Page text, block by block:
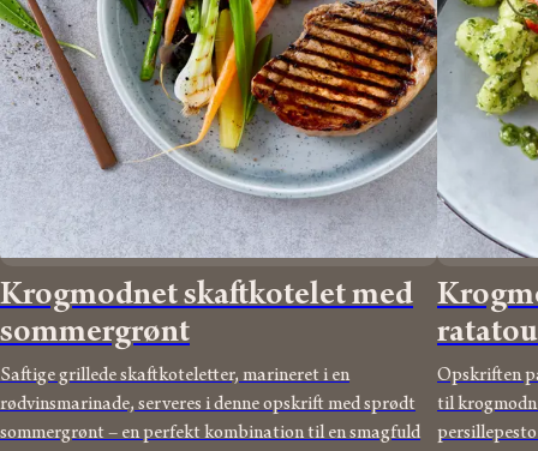
Krogmodnet skaftkotelet med
sommergrønt
Saftige grillede skaftkoteletter, marineret i en
rødvinsmarinade, serveres i denne opskrift med sprødt
sommergrønt – en perfekt kombination til en smagfuld
Opskriften
til